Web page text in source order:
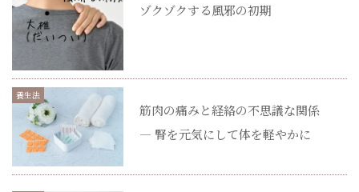
ゾクゾクする風邪の初期
養生法
筋肉の痛みと経絡の不思議な関係
― 腎を元気にして体を軽やかに